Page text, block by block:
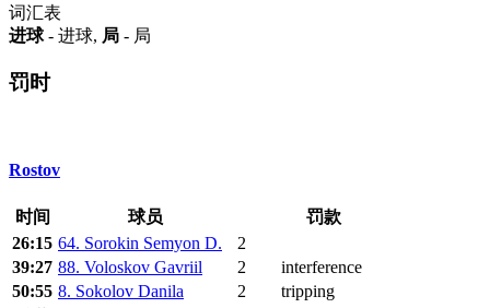
词汇表
进球- 进球, 局 - 局
罚时
Rostov
时间 球员
罚款
26:15 64. Sorokin Semyon D.
2
39:27 88. Voloskov Gavriil 2
interference
50:55 8. Sokolov Danila 2
tripping